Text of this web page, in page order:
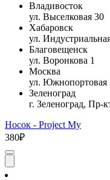
Владивосток
ул. Выселковая 30
Хабаровск
ул.
Благовещенск
ул. Воронкова 1
Москва
ул. Южнопортовая
Зеленоград
г. Зеленоград, Пр-
Носок - Project My
380₽